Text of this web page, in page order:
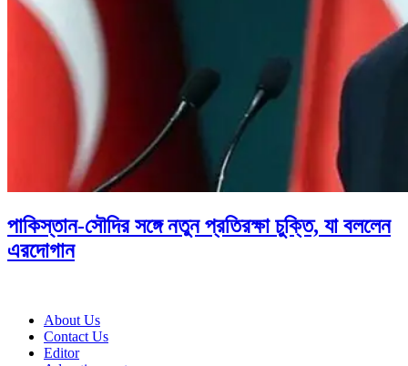
পাকিস্তান-সৌদির সঙ্গে নতুন প্রতিরক্ষা চুক্তি, যা বললেন
এরদোগান
About Us
Contact Us
Editor